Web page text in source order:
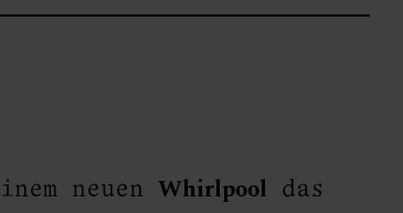
neuen Whirlpool das